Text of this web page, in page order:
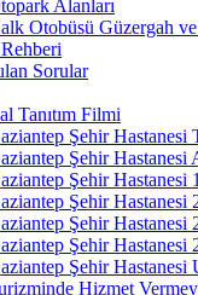
Alanları
Otobüsü Güzergah
Sorular
Tanıtım Filmi
Şehir Hastanesi
Şehir Hastanesi
Şehir Hastanesi
Şehir Hastanesi
Şehir Hastanesi
Şehir Hastanesi
Şehir Hastanesi
Hizmet